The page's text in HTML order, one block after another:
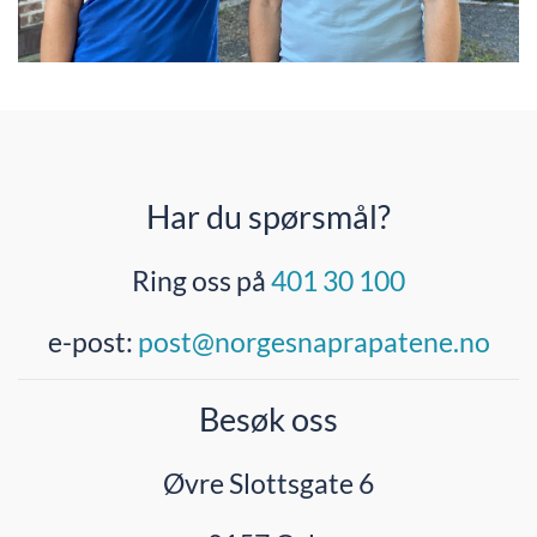
Har du spørsmål?
Ring oss på401 30 100
e-post: post@norgesnaprapatene.no
Besøk oss
Øvre Slottsgate 6